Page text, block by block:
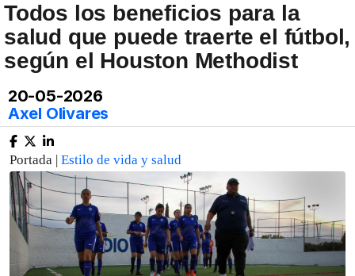
Todos los beneficios para la
salud que puede traerte el fútbol,
según el Houston Methodist
20-05-2026
Axel Olivares
Portada | Estilo de vida y salud